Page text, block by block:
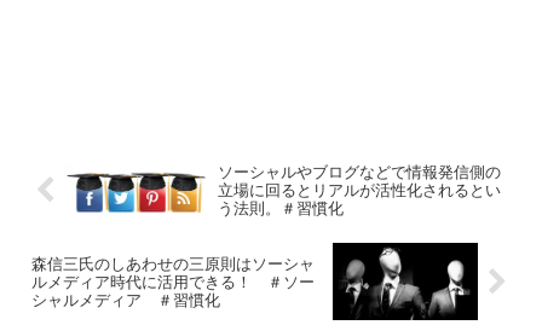
ソーシャルやブログなどで情報発信側の
立場に回るとリアルが活性化されるとい
う法則。＃習慣化
森信三氏のしあわせの三原則はソーシャ
ルメディア時代に活用できる！ ＃ソー
シャルメディア ＃習慣化